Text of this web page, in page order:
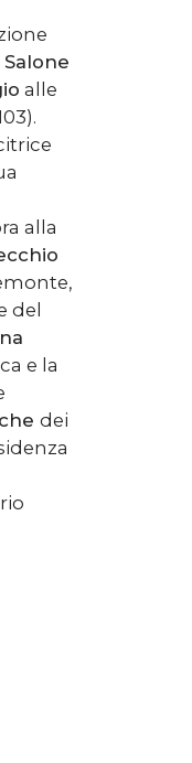
Salone
alle
alla
del
e la
dei